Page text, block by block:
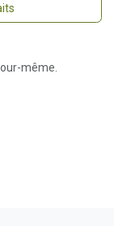
même.